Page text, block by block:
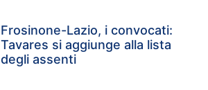
Frosinone-Lazio, i convocati:
Tavares si aggiunge alla lista
degli assenti